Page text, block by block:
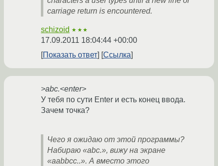
carriage return is encountered.
schizoid ★★★
17.09.2011 18:04:44 +00:00
Показать ответ
Ссылка
>abc.<enter>
У тебя по сути Enter и есть конец ввода.
Зачем точка?
Чего я ожидаю от этой программы?
Набираю «abc.», вижу на экране
«aabbcc..». А вместо этого